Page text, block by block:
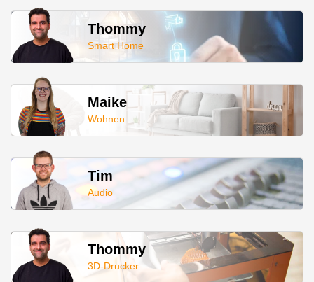
Thommy
Smart Home
Maike
Wohnen
Tim
Audio
Thommy
3D-Drucker